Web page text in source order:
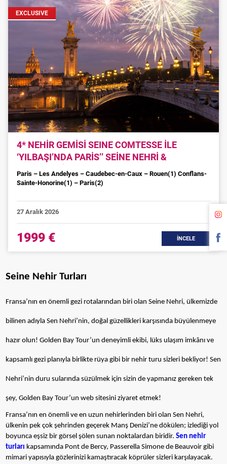
EXCLUSIVE
4* NEHİR GEMİSİ SEINE COMTESSE İLE
‘YILBAŞI’NDA PARİS’’ SEİNE NEHRİ &
NORMANDİYA KIYILARI
Paris – Les Andelyes – Caudebec-en-Caux – Rouen(1) Conflans-
Sainte-Honorine(1) – Paris(2)
27 Aralık 2026
1999 € İNCELE
Seine Nehir Turları
Fransa’nın en önemli gezi rotalarından biri olan Seine Nehri, ülkemizde
bilinen adıyla Sen Nehri’nin, doğal güzellikleri karşısında büyülenmeye
hazır olun! Golden Bay Tour’un deneyimli ekibi, lüks ulaşım imkânı ve
kapsamlı gezi planıyla birlikte rüya gibi bir nehir turu sizleri bekliyor! Sen
Nehri’nin duru sularında süzülmek için sizin de yapmanız gereken tek
şey, Golden Bay Tour’un web sitesini ziyaret etmek!
Fransa’nın en önemli ve en uzun nehirlerinden biri olan Sen Nehri,
ülkenin pek çok şehrinden geçerek Manş Denizi’ne dökülen; izlediği yol
boyunca eşsiz bir görsel şölen sunan noktalardan biridir.Sen nehir
turları kapsamında Pont de Bercy, Passerella Simone de Beauvoir gibi
mimari yapısıyla gözlerinizi kamaştıracak köprüler sizleri karşılayacak.